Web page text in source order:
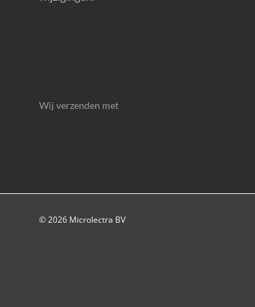
Wij verzenden met
© 2026 Microlectra BV